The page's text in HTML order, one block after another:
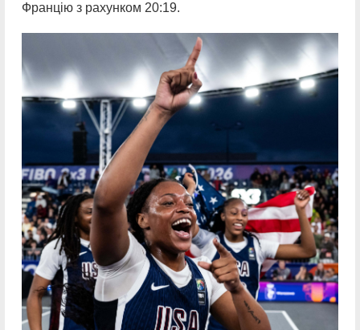
Францію з рахунком 20:19.